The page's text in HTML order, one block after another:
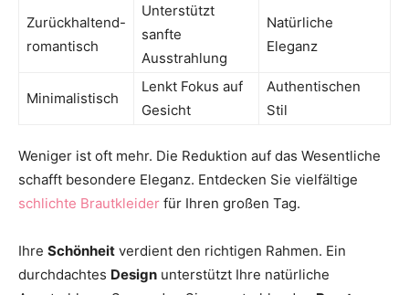
Zurückhaltend-
romantisch
Unterstützt
sanfte
Ausstrahlung
Natürliche
Eleganz
Minimalistisch
Lenkt Fokus auf
Gesicht
Authentischen
Stil
Weniger ist oft mehr. Die Reduktion auf das Wesentliche
schafft besondere Eleganz. Entdecken Sie vielfältige
schlichte Brautkleider für Ihren großen Tag.
Ihre Schönheit verdient den richtigen Rahmen. Ein
durchdachtes Design unterstützt Ihre natürliche